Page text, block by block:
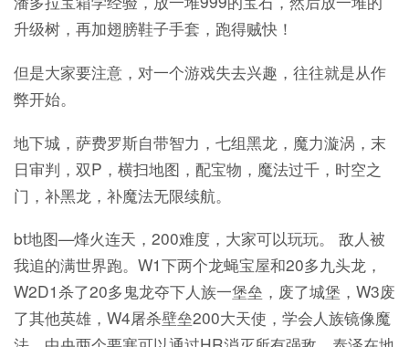
升级树，再加翅膀鞋子手套，跑得贼快！
但是大家要注意，对一个游戏失去兴趣，往往就是从作
弊开始。
地下城，萨费罗斯自带智力，七组黑龙，魔力漩涡，末
日审判，双P，横扫地图，配宝物，魔法过千，时空之
门，补黑龙，补魔法无限续航。
bt地图—烽火连天，200难度，大家可以玩玩。 敌人被
我追的满世界跑。W1下两个龙蝇宝屋和20多九头龙，
W2D1杀了20多鬼龙夺下人族一堡垒，废了城堡，W3废
了其他英雄，W4屠杀壁垒200大天使，学会人族镜像魔